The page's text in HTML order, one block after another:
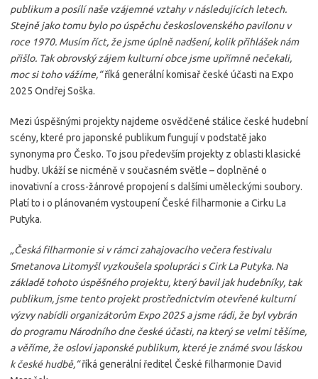
publikum a posílí naše vzájemné vztahy v následujících letech.
Stejně jako tomu bylo po úspěchu československého pavilonu v
roce 1970. Musím říct, že jsme úplně nadšení, kolik přihlášek nám
přišlo. Tak obrovský zájem kulturní obce jsme upřímně nečekali,
moc si toho vážíme,“říká generální komisař české účasti na Expo
2025 Ondřej Soška.
Mezi úspěšnými projekty najdeme osvědčené stálice české hudební
scény, které pro japonské publikum fungují v podstatě jako
synonyma pro Česko. To jsou především projekty z oblasti klasické
hudby. Ukáží se nicméně v současném světle – doplněné o
inovativní a cross-žánrové propojení s dalšími uměleckými soubory.
Platí to i o plánovaném vystoupení České filharmonie a Cirku La
Putyka.
„Česká filharmonie si v rámci zahajovacího večera festivalu
Smetanova Litomyšl vyzkoušela spolupráci s Cirk La Putyka. Na
základě tohoto úspěšného projektu, který bavil jak hudebníky, tak
publikum, jsme tento projekt prostřednictvím otevřené kulturní
výzvy nabídli organizátorům Expo 2025 a jsme rádi, že byl vybrán
do programu Národního dne české účasti, na který se velmi těšíme,
a věříme, že osloví japonské publikum, které je známé svou láskou
k české hudbě,“říká generální ředitel České filharmonie David